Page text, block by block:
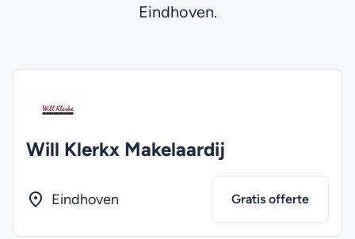
Eindhoven.
Will Klerkx Makelaardij
Eindhoven Gratis offerte